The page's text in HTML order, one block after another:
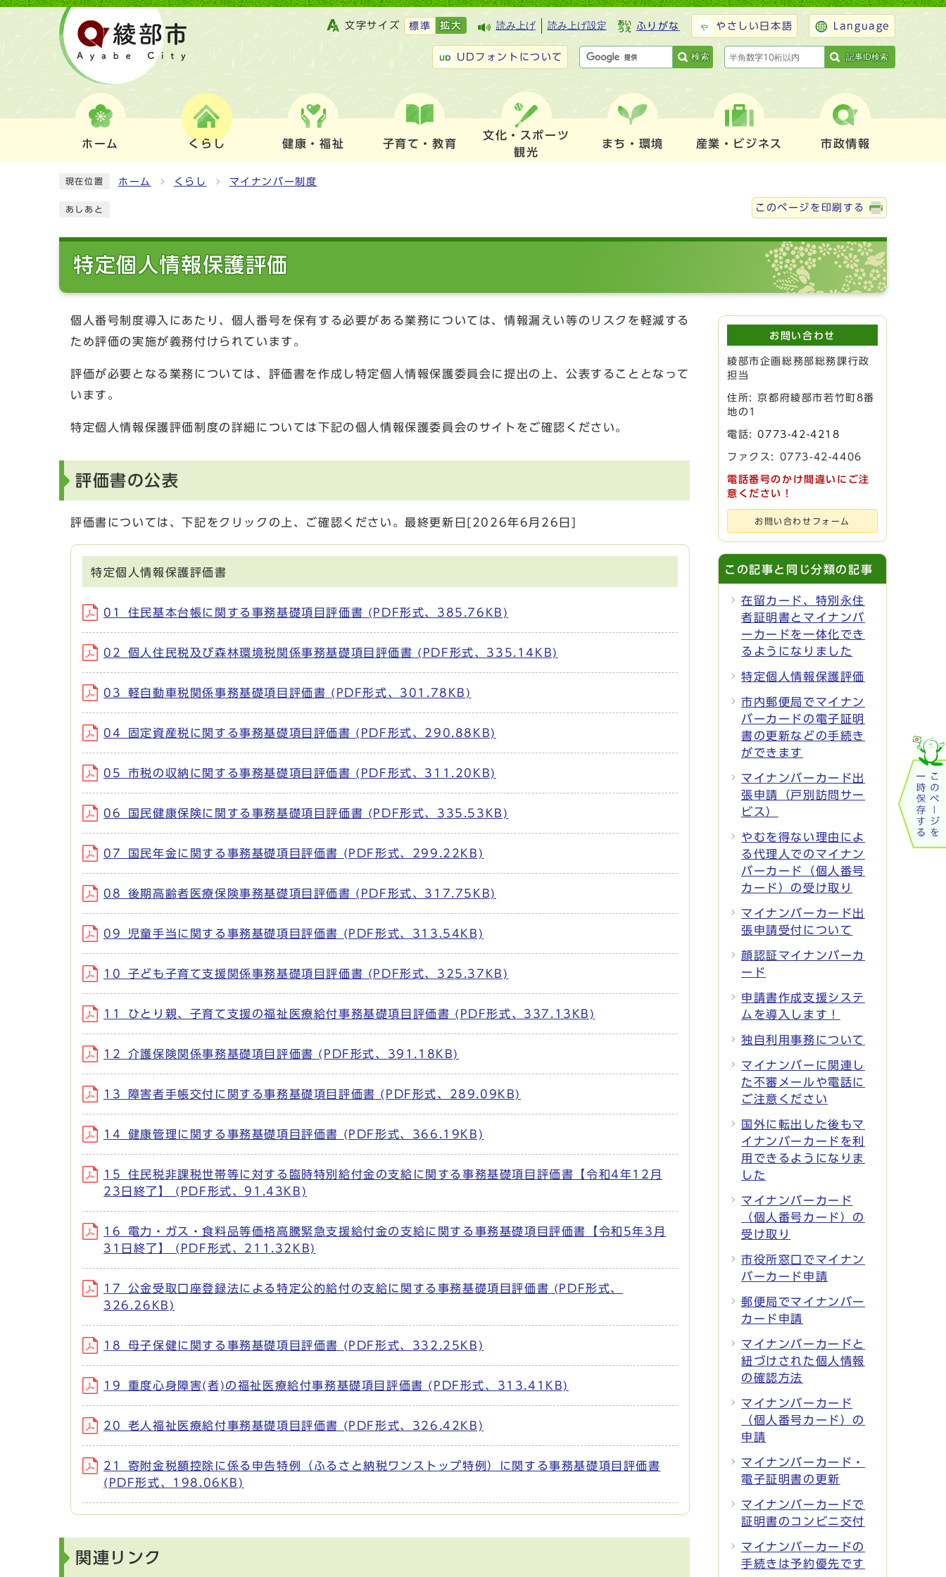
文字サイズ 標準 拡大 読み上げ 読み上げ設定 ふりがな やさしい日本語 Language
UDフォントについて 検索 記事ID検索
ホーム くらし 健康・福祉 子育て・教育
文化・スポーツ
観光
まち・環境 産業・ビジネス 市政情報
現在位置 ホーム くらし マイナンバー制度
あしあと このページを印刷する
特定個人情報保護評価
個人番号制度導入にあたり、個人番号を保有する必要がある業務については、情報漏えい等のリスクを軽減する
ため評価の実施が義務付けられています。
評価が必要となる業務については、評価書を作成し特定個人情報保護委員会に提出の上、公表することとなって
います。
特定個人情報保護評価制度の詳細については下記の個人情報保護委員会のサイトをご確認ください。
評価書の公表
評価書については、下記をクリックの上、ご確認ください。最終更新日[2026年6月26日]
特定個人情報保護評価書
01_住民基本台帳に関する事務基礎項目評価書 (PDF形式、385.76KB)
02_個人住民税及び森林環境税関係事務基礎項目評価書 (PDF形式、335.14KB)
03_軽自動車税関係事務基礎項目評価書 (PDF形式、301.78KB)
04_固定資産税に関する事務基礎項目評価書 (PDF形式、290.88KB)
05_市税の収納に関する事務基礎項目評価書 (PDF形式、311.20KB)
06_国民健康保険に関する事務基礎項目評価書 (PDF形式、335.53KB)
07_国民年金に関する事務基礎項目評価書 (PDF形式、299.22KB)
08_後期高齢者医療保険事務基礎項目評価書 (PDF形式、317.75KB)
09_児童手当に関する事務基礎項目評価書 (PDF形式、313.54KB)
10_子ども子育て支援関係事務基礎項目評価書 (PDF形式、325.37KB)
11_ひとり親、子育て支援の福祉医療給付事務基礎項目評価書 (PDF形式、337.13KB)
12_介護保険関係事務基礎項目評価書 (PDF形式、391.18KB)
13_障害者手帳交付に関する事務基礎項目評価書 (PDF形式、289.09KB)
14_健康管理に関する事務基礎項目評価書 (PDF形式、366.19KB)
15_住民税非課税世帯等に対する臨時特別給付金の支給に関する事務基礎項目評価書【令和4年12月
23日終了】 (PDF形式、91.43KB)
16_電力・ガス・食料品等価格高騰緊急支援給付金の支給に関する事務基礎項目評価書【令和5年3月
31日終了】 (PDF形式、211.32KB)
17_公金受取口座登録法による特定公的給付の支給に関する事務基礎項目評価書 (PDF形式、
326.26KB)
18_母子保健に関する事務基礎項目評価書 (PDF形式、332.25KB)
19_重度心身障害(者)の福祉医療給付事務基礎項目評価書 (PDF形式、313.41KB)
20_老人福祉医療給付事務基礎項目評価書 (PDF形式、326.42KB)
21_寄附金税額控除に係る申告特例（ふるさと納税ワンストップ特例）に関する事務基礎項目評価書
(PDF形式、198.06KB)
関連リンク
お問い合わせ
綾部市企画総務部総務課行政
担当
住所: 京都府綾部市若竹町8番
地の1
電話:0773-42-4218
ファクス: 0773-42-4406
電話番号のかけ間違いにご注
意ください！
お問い合わせフォーム
この記事と同じ分類の記事
在留カード、特別永住
者証明書とマイナンバ
ーカードを一体化でき
るようになりました
特定個人情報保護評価
市内郵便局でマイナン
バーカードの電子証明
書の更新などの手続き
ができます
マイナンバーカード出
張申請（戸別訪問サー
ビス）
やむを得ない理由によ
る代理人でのマイナン
バーカード（個人番号
カード）の受け取り
マイナンバーカード出
張申請受付について
顔認証マイナンバーカ
ード
申請書作成支援システ
ムを導入します！
独自利用事務について
マイナンバーに関連し
た不審メールや電話に
ご注意ください
国外に転出した後もマ
イナンバーカードを利
用できるようになりま
した
マイナンバーカード
（個人番号カード）の
受け取り
市役所窓口でマイナン
バーカード申請
郵便局でマイナンバー
カード申請
マイナンバーカードと
紐づけされた個人情報
の確認方法
マイナンバーカード
（個人番号カード）の
申請
マイナンバーカード・
電子証明書の更新
マイナンバーカードで
証明書のコンビニ交付
マイナンバーカードの
手続きは予約優先です